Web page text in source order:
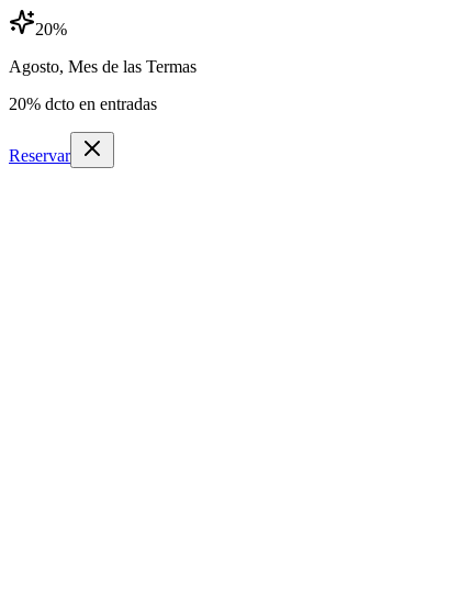
20%
Agosto, Mes de las Termas
20% dcto en entradas
Reservar